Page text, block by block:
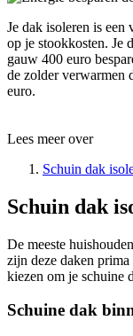
Je dak isoleren is een
op je stookkosten. Je
gauw 400 euro
de zolder verwarmen
euro.
Lees meer over
Schuin dak
Schuin dak
De meeste
zijn deze daken
kiezen om je schuine
Schuine dak